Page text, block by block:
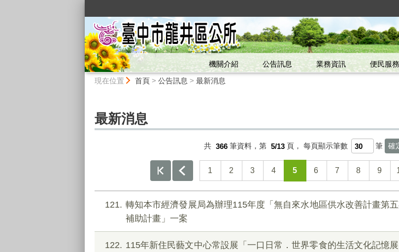
機關介紹 公告訊息 業務資訊 便民服務
現在位置 首頁> 公告訊息 > 最新消息
最新消息
共 366 筆資料，第 5/13 頁， 每頁顯示筆數 筆
1 2 3 4 5 6 7 8 9
121
轉知本市經濟發展局為辦理115年度「無自來水地區供水改善計畫第
補助計畫」一案
122
115年新住民藝文中心常設展「一口日常．世界零食的生活文化記憶